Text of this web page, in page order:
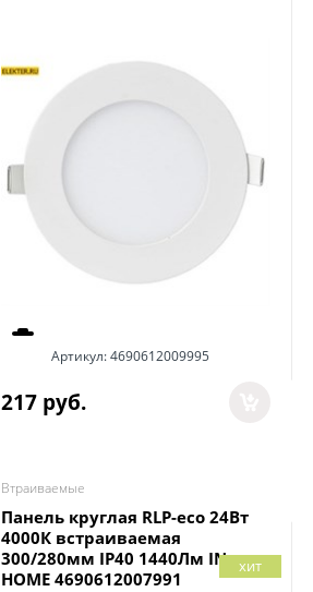
Артикул:4690612009995
217 руб.
Втраиваемые
Панель круглая RLP-eco 24Вт
4000К встраиваемая
300/280мм IP40 1440Лм IN
HOME 4690612007991
хит